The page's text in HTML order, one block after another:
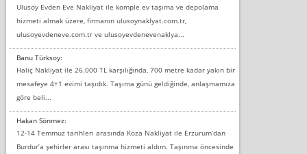
Ulusoy Evden Eve Nakliyat ile komple ev taşıma ve depolama
hizmeti almak üzere, firmanın ulusoynaklyat.com.tr,
ulusoyevdeneve.com.tr ve ulusoyevdenevenaklya...
Banu Türksoy:
Haliç Nakliyat ile 26.000 TL karşılığında, 700 metre kadar yakın bir
mesafeye 4+1 evimi taşıdık. Taşıma günü geldiğinde, anlaşmamıza
göre beli...
Hakan Sönmez:
12-14 Temmuz tarihleri arasında Koza Nakliyat ile Erzurum’dan
Burdur’a şehirler arası taşınma hizmeti aldım. Taşınma öncesinde